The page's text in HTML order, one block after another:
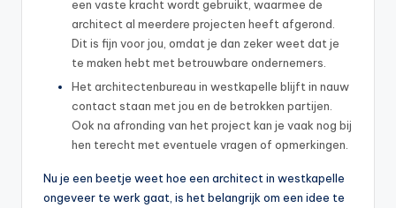
een vaste kracht wordt gebruikt, waarmee de
architect al meerdere projecten heeft afgerond.
Dit is fijn voor jou, omdat je dan zeker weet dat je
te maken hebt met betrouwbare ondernemers.
Het architectenbureau in westkapelle blijft in nauw
contact staan met jou en de betrokken partijen.
Ook na afronding van het project kan je vaak nog bij
hen terecht met eventuele vragen of opmerkingen.
Nu je een beetje weet hoe een architect in westkapelle
ongeveer te werk gaat, is het belangrijk om een idee te